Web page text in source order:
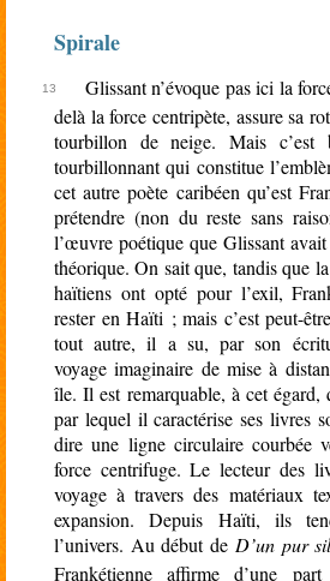
Spirale
Glissant n’évoque pas ici la
delà la force centripète, assure sa
tourbillon de neige. Mais c’est
tourbillonnant qui constitue
cet autre poète caribéen qu’est
prétendre (non du reste sans
l’œuvre poétique que Glissant
théorique. On sait que, tandis que
haïtiens ont opté pour l’exil,
rester en Haïti ; mais c’est peut-
tout autre, il a su, par son
voyage imaginaire de mise à
île. Il est remarquable, à cet égard,
par lequel il caractérise ses livres
dire une ligne circulaire courbée
force centrifuge. Le lecteur des
voyage à travers des matériaux
expansion. Depuis Haïti, ils
l’univers. Au début de D’un pur
Frankétienne affirme d’une